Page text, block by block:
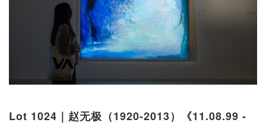
Lot 1024｜赵无极（1920-2013）《11.08.99 -